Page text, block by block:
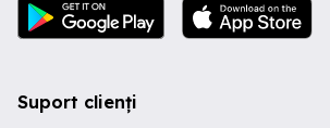
Suport clienți